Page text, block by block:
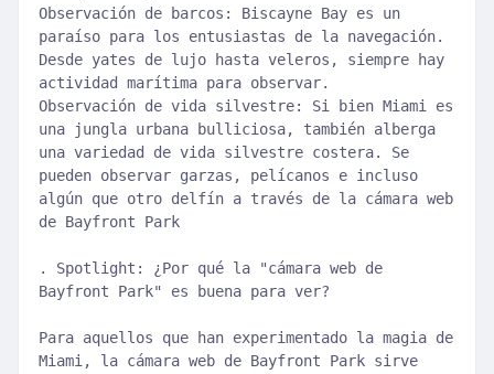
Observación de barcos: Biscayne Bay es un
paraíso para los entusiastas de la navegación.
Desde yates de lujo hasta veleros, siempre hay
actividad marítima para observar.
Observación de vida silvestre: Si bien Miami es
una jungla urbana bulliciosa, también alberga
una variedad de vida silvestre costera. Se
pueden observar garzas, pelícanos e incluso
algún que otro delfín a través de la cámara web
de Bayfront Park
. Spotlight: ¿Por qué la "cámara web de
Bayfront Park" es buena para ver?
Para aquellos que han experimentado la magia de
Miami, la cámara web de Bayfront Park sirve